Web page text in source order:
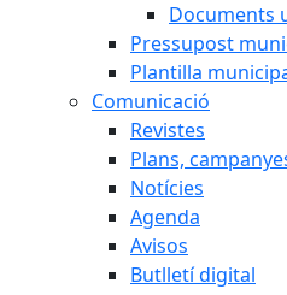
Documents
Pressupost
Plantilla
Comunicació
Revistes
Plans,
Notícies
Agenda
Avisos
Butlletí digital